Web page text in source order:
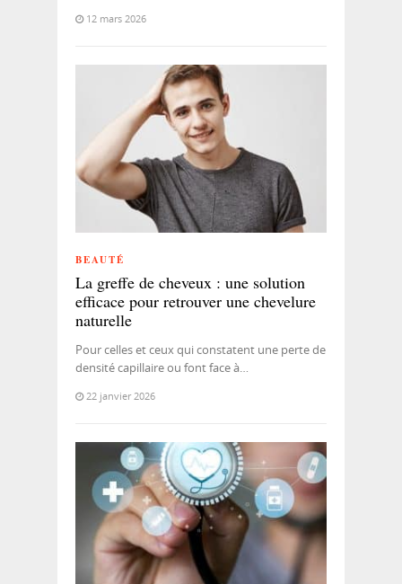
12 mars 2026
BEAUTÉ
La greffe de cheveux : une solution
efficace pour retrouver une chevelure
naturelle
Pour celles et ceux qui constatent une perte de
densité capillaire ou font face à…
22 janvier 2026